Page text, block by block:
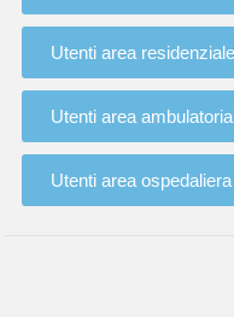
Utenti area residenziale
Utenti area
Utenti area ospedaliera